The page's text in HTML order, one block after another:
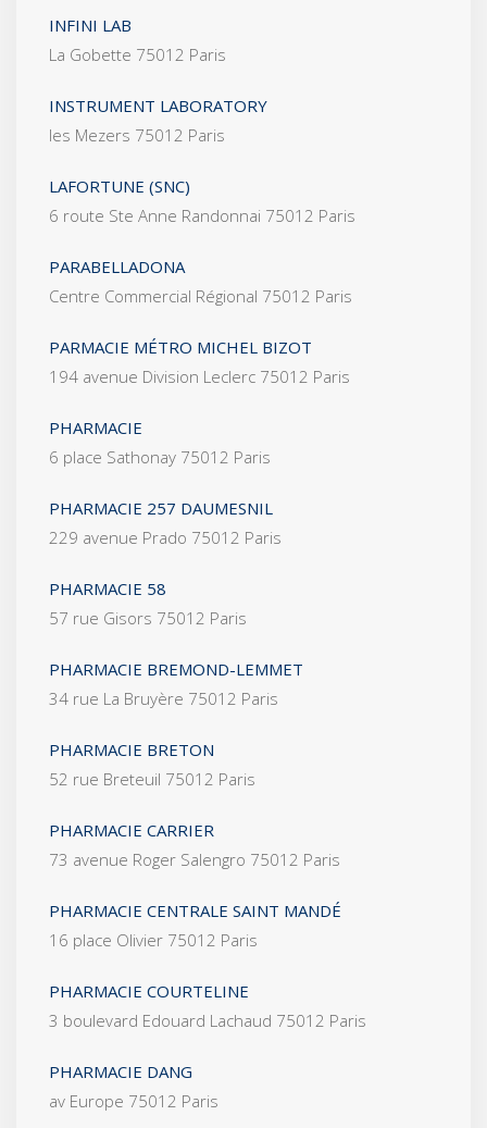
INFINI LAB
La Gobette 75012 Paris
INSTRUMENT LABORATORY
les Mezers 75012 Paris
LAFORTUNE (SNC)
6 route Ste Anne Randonnai 75012 Paris
PARABELLADONA
Centre Commercial Régional 75012 Paris
PARMACIE MÉTRO MICHEL BIZOT
194 avenue Division Leclerc 75012 Paris
PHARMACIE
6 place Sathonay 75012 Paris
PHARMACIE 257 DAUMESNIL
229 avenue Prado 75012 Paris
PHARMACIE 58
57 rue Gisors 75012 Paris
PHARMACIE BREMOND-LEMMET
34 rue La Bruyère 75012 Paris
PHARMACIE BRETON
52 rue Breteuil 75012 Paris
PHARMACIE CARRIER
73 avenue Roger Salengro 75012 Paris
PHARMACIE CENTRALE SAINT MANDÉ
16 place Olivier 75012 Paris
PHARMACIE COURTELINE
3 boulevard Edouard Lachaud 75012 Paris
PHARMACIE DANG
av Europe 75012 Paris